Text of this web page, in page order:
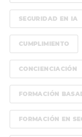
SEGURIDAD EN IA
CUMPLIMIENTO
CONCIENCIACIÓN
FORMACIÓN
FORMACIÓN EN